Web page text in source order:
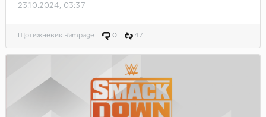
23.10.2024, 03:37
Щотижневик Rampage 0 47